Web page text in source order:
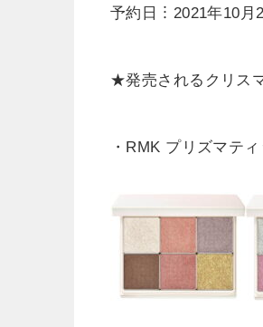
予約日︙2021年10月
★発売されるクリス
・RMK プリズマテ